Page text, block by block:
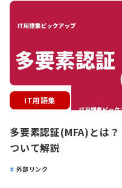
IT用語集
多要素認証(MFA)とは
ついて解説
外部リンク